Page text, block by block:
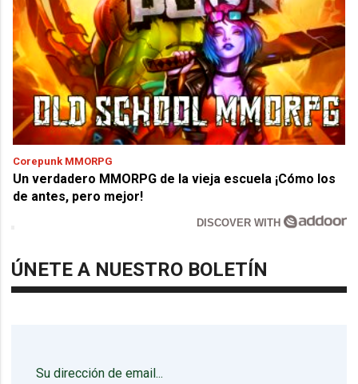
Corepunk MMORPG
Un verdadero MMORPG de la vieja escuela ¡Cómo los
de antes, pero mejor!
DISCOVER WITH
ÚNETE A NUESTRO BOLETÍN